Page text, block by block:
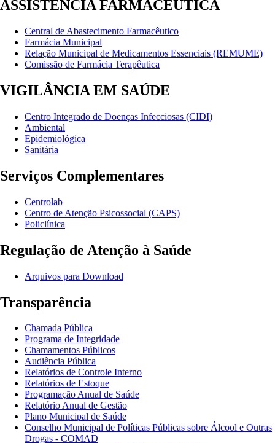
ASSISTÊNCIA FARMACÊUTICA
Central de Abastecimento Farmacêutico
Farmácia Municipal
Relação Municipal de Medicamentos Essenciais (REMUME)
Comissão de Farmácia Terapêutica
VIGILÂNCIA EM SAÚDE
Centro Integrado de Doenças Infecciosas (CIDI)
Ambiental
Epidemiológica
Sanitária
Serviços Complementares
Centrolab
Centro de Atenção Psicossocial (CAPS)
Policlínica
Regulação de Atenção à Saúde
Arquivos para Download
Transparência
Chamada Pública
Programa de Integridade
Chamamentos Públicos
Audiência Pública
Relatórios de Controle Interno
Relatórios de Estoque
Programação Anual de Saúde
Relatório Anual de Gestão
Plano Municipal de Saúde
Conselho Municipal de Políticas Públicas sobre Álcool e Outras
Drogas - COMAD